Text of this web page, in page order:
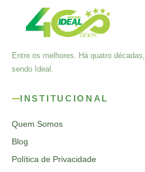
Entre os melhores. Há quatro décadas,
sendo Ideal.
INSTITUCIONAL
Quem Somos
Blog
Política de Privacidade